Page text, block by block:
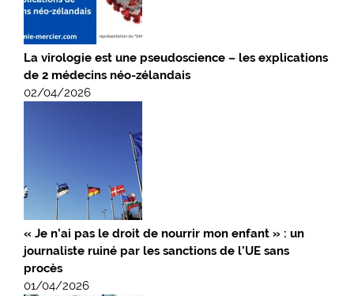
La virologie est une pseudoscience – les explications
de 2 médecins néo-zélandais
02/04/2026
« Je n’ai pas le droit de nourrir mon enfant » : un
journaliste ruiné par les sanctions de l’UE sans
procès
01/04/2026